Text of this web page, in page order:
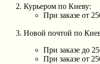
Курьером по Киеву:
При заказе от
Новой почтой по
При заказе до
При заказе от